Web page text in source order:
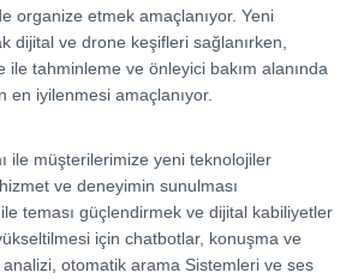
organize etmek amaçlanıyor. Yeni
dijital ve drone keşifleri sağlanırken,
ile tahminleme ve önleyici bakım alanında
en iyilenmesi amaçlanıyor.
ile müşterilerimize yeni teknolojiler
ve deneyimin sunulması
teması güçlendirmek ve dijital kabiliyetler
için chatbotlar, konuşma ve
otomatik arama Sistemleri ve ses